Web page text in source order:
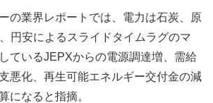
の業界レポートでは、電力は石炭、原
円安によるスライドタイムラグのマ
ているJEPXからの電源調達増、需給
悪化、再生可能エネルギー交付金の減
になると指摘。